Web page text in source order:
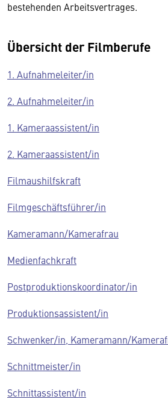
bestehenden Arbeitsvertrages.
Übersicht der Filmberufe
1. Aufnahmeleiter/in
2. Aufnahmeleiter/in
1. Kameraassistent/in
2. Kameraassistent/in
Filmaushilfskraft
Filmgeschäftsführer/in
Kameramann/Kamerafrau
Medienfachkraft
Postproduktionskoordinator/in
Produktionsassistent/in
Schwenker/in, Kameramann/
Schnittmeister/in
Schnittassistent/in